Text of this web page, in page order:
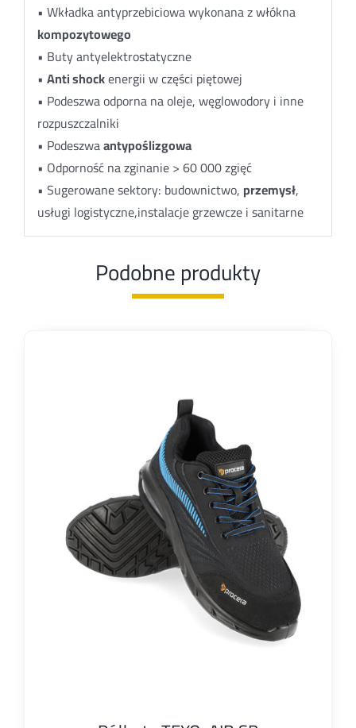
• Wkładkaantyprzebiciowa wykonana z włókna
kompozytowego
• Buty antyelektrostatyczne
• Anti shockenergii w części piętowej
• Podeszwa odporna na oleje, węglowodory i inne
rozpuszczalniki
• Podeszwaantypoślizgowa
• Odpornośćna zginanie > 60 000 zgięć
• Sugerowane sektory: budownictwo, przemysł,
usługi logistyczne,instalacje grzewcze i sanitarne
Podobne produkty